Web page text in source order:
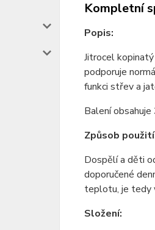
Kompletní
Popis:
Jitrocel
podporuje
funkci střev a
Balení
Způsob
Dospělí a děti
doporučené
teplotu, je tedy
Složení: